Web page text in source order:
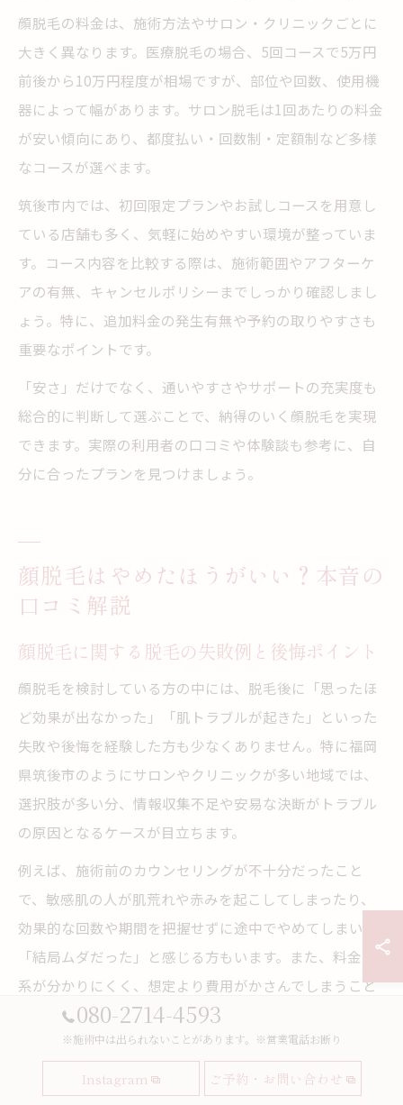
顔脱毛の料金は、施術方法やサロン・クリニックごとに
大きく異なります。医療脱毛の場合、5回コースで5万円
前後から10万円程度が相場ですが、部位や回数、使用機
器によって幅があります。サロン脱毛は1回あたりの料金
が安い傾向にあり、都度払い・回数制・定額制など多様
なコースが選べます。
筑後市内では、初回限定プランやお試しコースを用意し
ている店舗も多く、気軽に始めやすい環境が整っていま
す。コース内容を比較する際は、施術範囲やアフターケ
アの有無、キャンセルポリシーまでしっかり確認しまし
ょう。特に、追加料金の発生有無や予約の取りやすさも
重要なポイントです。
「安さ」だけでなく、通いやすさやサポートの充実度も
総合的に判断して選ぶことで、納得のいく顔脱毛を実現
できます。実際の利用者の口コミや体験談も参考に、自
分に合ったプランを見つけましょう。
顔脱毛はやめたほうがいい？本音の
口コミ解説
顔脱毛に関する脱毛の失敗例と後悔ポイント
顔脱毛を検討している方の中には、脱毛後に「思ったほ
ど効果が出なかった」「肌トラブルが起きた」といった
失敗や後悔を経験した方も少なくありません。特に福岡
県筑後市のようにサロンやクリニックが多い地域では、
選択肢が多い分、情報収集不足や安易な決断がトラブル
の原因となるケースが目立ちます。
例えば、施術前のカウンセリングが不十分だったこと
で、敏感肌の人が肌荒れや赤みを起こしてしまったり、
効果的な回数や期間を把握せずに途中でやめてしまい、
「結局ムダだった」と感じる方もいます。また、料金体
系が分かりにくく、想定より費用がかさんでしまうこと
も後悔の一因です。
リニックの口コミや料金、施術内容をしっかり比較し、
080-2714-4593
※施術中は出られないことがあります。※営業電話お断り
Instagram ご予約・お問い合わせ